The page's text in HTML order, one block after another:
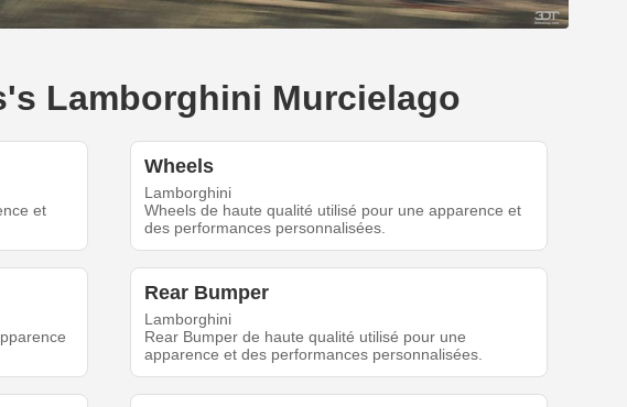
Lamborghini Murcielago
et
Wheels
Lamborghini
Wheels de haute qualité utilisé pour une apparence et
des performances personnalisées.
Rear Bumper
Lamborghini
Rear Bumper de haute qualité utilisé pour une
apparence et des performances personnalisées.